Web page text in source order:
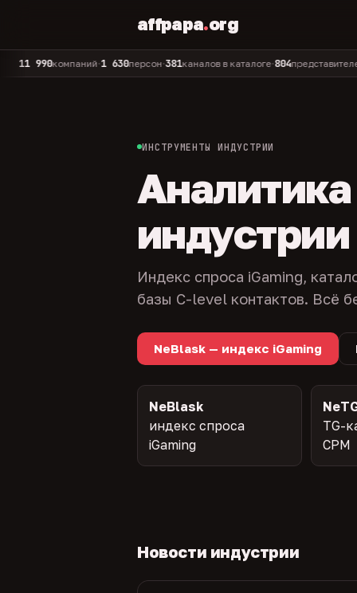
affpapa.org
компаний•1 630персон•381каналов в каталоге•804представителей•325
ИНСТРУМЕНТЫ ИНДУСТРИИ
индустрии
Индекс спроса iGaming,
базы C-level контактов. Всё
NeBlask — индекс iGaming
NeBlask
индекс спроса
iGaming
TG-
CPM
Новости индустрии